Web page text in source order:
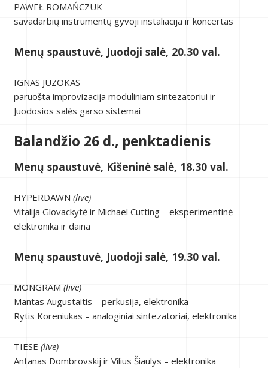
PAWEŁ ROMAŃCZUK
savadarbių instrumentų gyvoji instaliacija ir koncertas
Menų spaustuvė, Juodoji salė, 20.30 val.
IGNAS JUZOKAS
paruošta improvizacija moduliniam sintezatoriui ir
Juodosios salės garso sistemai
Balandžio 26 d., penktadienis
Menų spaustuvė, Kišeninė salė, 18.30 val.
HYPERDAWN (live)
Vitalija Glovackytė ir Michael Cutting – eksperimentinė
elektronika ir daina
Menų spaustuvė, Juodoji salė, 19.30 val.
MONGRAM (live)
Mantas Augustaitis – perkusija, elektronika
Rytis Koreniukas – analoginiai sintezatoriai, elektronika
TIESE (live)
Antanas Dombrovskij ir Vilius Šiaulys – elektronika